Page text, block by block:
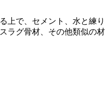
上で、セメント、水と練り
ラグ骨材、その他類似の材